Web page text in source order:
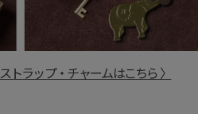
ストラップ・チャームはこちら 〉